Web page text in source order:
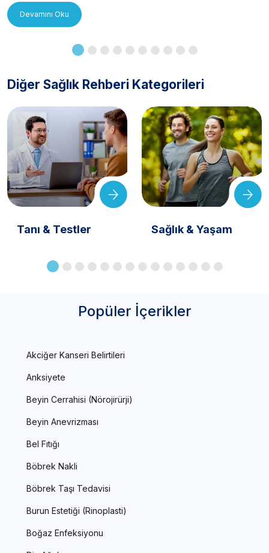
Devamını Oku
Diğer Sağlık Rehberi Kategorileri
Tanı & Testler Sağlık & Yaşam
Popüler İçerikler
Akciğer Kanseri Belirtileri
Anksiyete
Beyin Cerrahisi (Nörojirürji)
Beyin Anevrizması
Bel Fıtığı
Böbrek Nakli
Böbrek Taşı Tedavisi
Burun Estetiği (Rinoplasti)
Boğaz Enfeksiyonu